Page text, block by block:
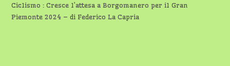
Ciclismo : Cresce l’attesa a Borgomanero per il Gran
Piemonte 2024 – di Federico La Capria